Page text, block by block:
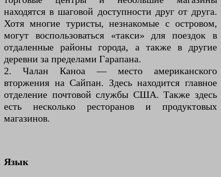
находятся в шаговой доступности друг от друга.
Хотя многие туристы, незнакомые с островом,
могут воспользоваться «такси» для поездок в
отдаленные районы города, а также в другие
деревни за пределами Гарапана.
2. Чалан Каноа — место американского
вторжения на Сайпан. Здесь находится главное
отделение почтовой службы США. Также здесь
есть несколько ресторанов и продуктовых
магазинов.
Язык